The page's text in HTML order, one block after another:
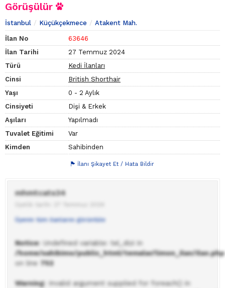
Görüşülür
İstanbul Küçükçekmece Atakent Mah.
İlan No
63646
İlan Tarihi
27 Temmuz 2024
Türü
Kedi İlanları
Cinsi
British Shorthair
Yaşı
0 - 2 Aylık
Cinsiyeti
Dişi & Erkek
Aşıları
Yapılmadı
Tuvalet Eğitimi
Var
Kimden
Sahibinden
İlanı Şikayet Et / Hata Bildir
mhmtcats34
Üyenin tüm ilanlarını görüntüle
Notice: Undefined variable: tel_dizi in
/home/sahibimo/public_html/temalar/limon_ilan/ilan.php
on line
752
Warning: Invalid argument supplied for foreach() in